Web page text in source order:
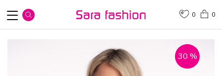
0
0
30 %